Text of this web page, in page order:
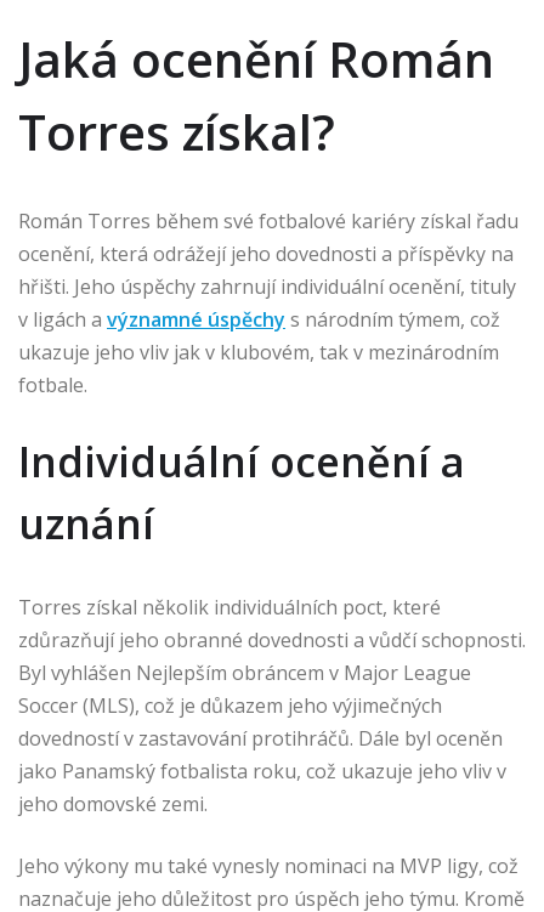
Jaká ocenění Román
Torres získal?
Román Torres během své fotbalové kariéry získal řadu
ocenění, která odrážejí jeho dovednosti a příspěvky na
hřišti. Jeho úspěchy zahrnují individuální ocenění, tituly
v ligách a významné úspěchy s národním týmem, což
ukazuje jeho vliv jak v klubovém, tak v mezinárodním
fotbale.
Individuální ocenění a
uznání
Torres získal několik individuálních poct, které
zdůrazňují jeho obranné dovednosti a vůdčí schopnosti.
Byl vyhlášen Nejlepším obráncem v Major League
Soccer (MLS), což je důkazem jeho výjimečných
dovedností v zastavování protihráčů. Dále byl oceněn
jako Panamský fotbalista roku, což ukazuje jeho vliv v
jeho domovské zemi.
Jeho výkony mu také vynesly nominaci na MVP ligy, což
naznačuje jeho důležitost pro úspěch jeho týmu. Kromě